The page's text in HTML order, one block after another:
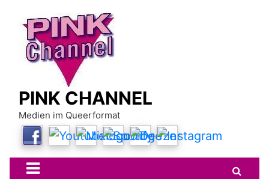
content
PINK CHANNEL
Medien im Queerformat